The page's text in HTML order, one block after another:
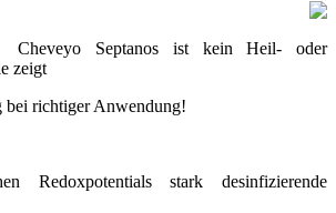
Cheveyo Septanos ist kein Heil- oder
zeigt
richtiger Anwendung!
Redoxpotentials stark desinfizierende